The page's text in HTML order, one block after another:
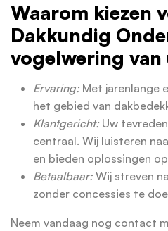
Waarom kiezen
Dakkundig
vogelwering van
Ervaring: Met jarenlange
het gebied van
Klantgericht: Uw
centraal. Wij luisteren
en bieden oplossingen
Betaalbaar: Wij streven
zonder concessies te
Neem vandaag nog contact